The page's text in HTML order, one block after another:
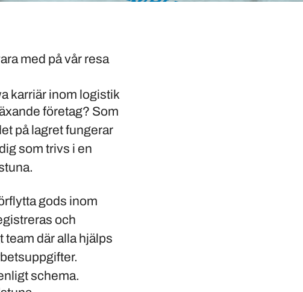
med på vår resa
karriär inom logistik
företag? Som
på lagret fungerar
som trivs i en
gods inom
och
team där alla hjälps
schema.